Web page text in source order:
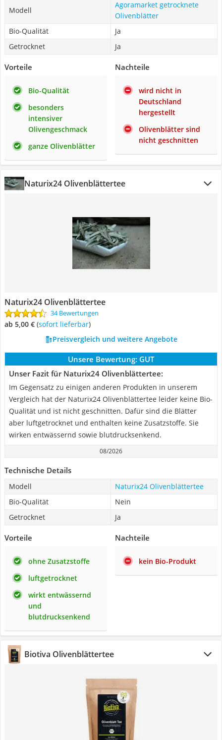
Modell
Agoramarket getrocknete
Olivenblätter
Bio-Qualität
Ja
Getrocknet
Ja
Vorteile
Bio-Qualität
besonders
intensiver
Olivengeschmack
ganze Olivenblätter
Nachteile
wird nicht in
Deutschland
hergestellt
Olivenblätter sind
nicht geschnitten
Naturix24 Olivenblättertee
Naturix24 Olivenblättertee
34 Bewertungen
ab 5,00 € ( Sofort lieferbar)
Preisvergleich und weitere Angebote
Unsere Bewertung: GUT
Unser Fazit für Naturix24 Olivenblättertee:
Im Gegensatz zu einigen anderen Produkten in unserem
Vergleich hat der Naturix24 Olivenblättertee leider keine Bio-
Qualität und ist nicht geschnitten. Dafür sind die Blätter
aber luftgetrocknet und enthalten keine Zusatzstoffe. Sie
wirken entwässernd sowie blutdrucksenkend.
08/2026
Technische Details
Modell
Naturix24 Olivenblättertee
Bio-Qualität
Nein
Getrocknet
Ja
Vorteile
ohne Zusatzstoffe
luftgetrocknet
wirkt entwässernd
und
blutdrucksenkend
Nachteile
kein Bio-Produkt
Biotiva Olivenblättertee